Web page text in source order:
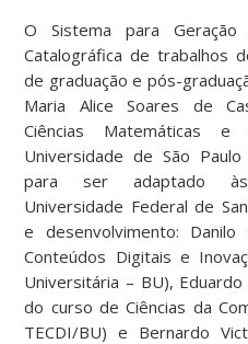
O Sistema para Geração
Catalográfica de trabalhos
de graduação e pós-
Maria Alice Soares de
Ciências Matemáticas
Universidade de São
para ser adaptado
Universidade Federal de
e desenvolvimento: Danilo
Conteúdos Digitais e
Universitária – BU),
do curso de Ciências da
TECDI/BU) e Bernardo